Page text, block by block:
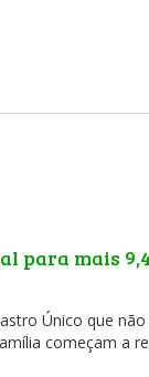
para mais
Único que
começam a